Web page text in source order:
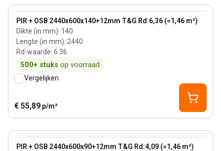
PIR + OSB 2440x600x140+12mm T&G Rd:6,36 (=1,46 m²)
Dikte (in mm): 140
Lengte (in mm): 2440
Rd-waarde: 6.36
500+ stuks op voorraad
View product
Vergelijken
€ 55,89 p/m²
PIR + OSB 2440x600x90+12mm T&G Rd:4,09 (=1,46 m²)
View product